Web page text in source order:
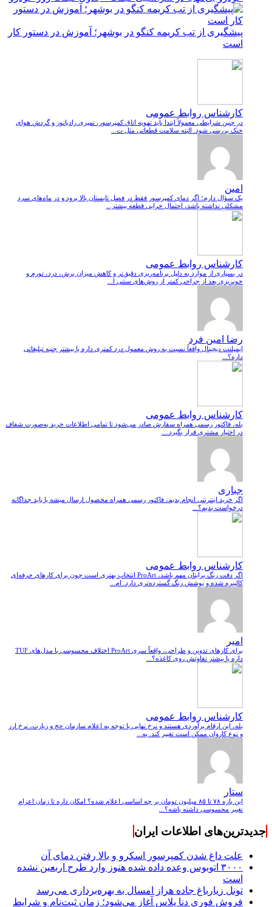
پیشگیری از تب کریمه کنگو در بوشهر؛ آموزش در دستور کار
است
کارشناس روابط عمومی
در چنین شرایطی معمولاً ابتدا باید تهویه اتاق کمپرسور، تمیزی رادیاتور و گردش هوای
خنک بررسی شود. البته سلامت قطعاتی مثل ت...
امین
یک سؤال دارم؛ اگر دمای کمپرسور فقط در فصل تابستان بالا برود و در ماه‌های سرد
مشکلی نداشته باشد، احتمال خرابی قطعه بیشتر...
کارشناس روابط عمومی
در بسیاری از موارد به دلیل برنامه‌ریزی دقیق‌تر و کاهش میزان برش، درد، تورم و
خونریزی بعد از جراحی کمتر از روش‌های سنتی ا...
رضا امین فرد
ایمپلنت دیجیتال واقعاً نسبت به روش معمول درد کمتری داره یا بیشتر جنبه تبلیغاتی
داره؟...
کارشناس روابط عمومی
بله، فاکتور رسمی همراه سفارش صادر می‌شود تا تمامی اطلاعات خرید به‌صورت شفاف
در اختیار مشتری قرار بگیرد....
جباری
اگر خرید اینترنتی انجام بدیم، فاکتور رسمی همراه محصول ارسال میشه یا باید جداگانه
درخواست بدیم؟...
کارشناس روابط عمومی
اگر دقت رنگ برایتان مهم باشد، ProArt انتخاب بهتری است چون برای کارهای حرفه‌ای
کالیبره شده و پوشش رنگ گسترده‌تری دارد. ام...
امیر
برای کارهای تدوین و طراحی، واقعاً سری ProArt اختلاف محسوسی با مدل‌های TUF
داره یا بیشتر تفاوتش روی کاغذه؟...
کارشناس روابط عمومی
بله، این ارقام برآوردی هستند و نرخ نهایی با توجه به اعلام سازمان حج و زیارت، نرخ ارز
و نوع کاروان ممکن است تغییر کند. به...
ستار
این بازه ۷۸ تا ۸۵ میلیون تومان بر چه اساسی اعلام شده؟ امکان داره تا زمان اعزام
تغییر محسوسی داشته باشه؟...
جدیدترین‌های اطلاعات ایران
علت داغ شدن کمپرسور اسکرو و بالا رفتن دمای آن
۳۰۰۰ اتوبوس وعده داده شده هنوز وارد طرح اربعین نشده
است
تونل زیارباغ جاده هراز امسال به بهره‌برداری می‌رسد
فروش فوری دنا پلاس آغاز می‌شود؛ زمان ثبت‌نام و شرایط